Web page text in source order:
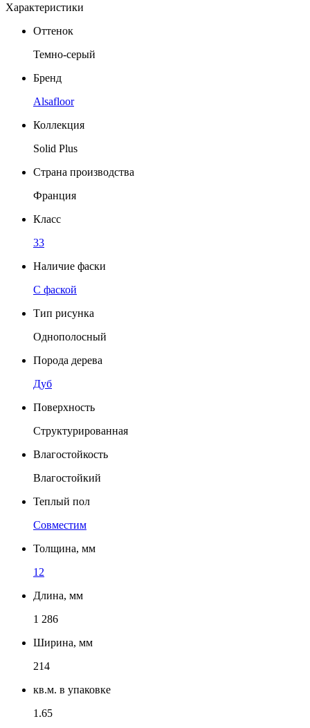
Характеристики
Оттенок
Темно-серый
Бренд
Alsafloor
Коллекция
Solid Plus
Страна производства
Франция
Класс
33
Наличие фаски
C фаской
Тип рисунка
Однополосный
Порода дерева
Дуб
Поверхность
Структурированная
Влагостойкость
Влагостойкий
Теплый пол
Совместим
Толщина, мм
12
Длина, мм
1 286
Ширина, мм
214
кв.м. в упаковке
1.65